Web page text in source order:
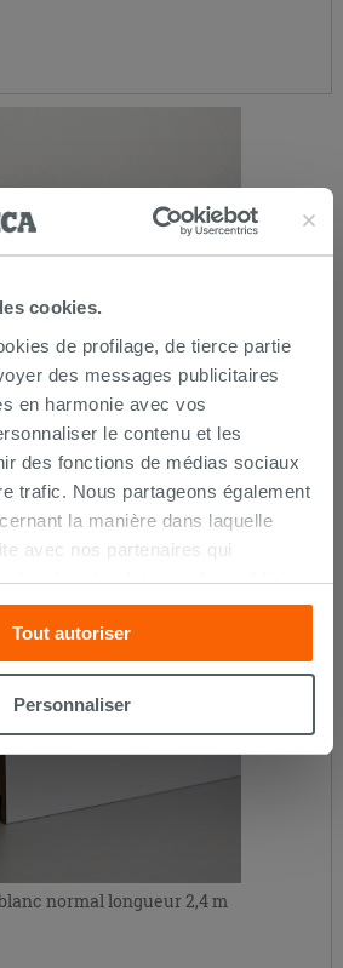
cookies.
de profilage, de tierce partie
des messages publicitaires
en harmonie avec vos
le contenu et les
des fonctions de médias sociaux
trafic. Nous partageons également
la manière dans laquelle
avec nos partenaires qui
les données Internet, les publicités
Lesdits partenaires pourraient
avec d’autres que vous leur
ont recueillies à partir de votre
Si vous souhaitez en savoir
uns seulement,cliquez iciou
« Acceptez tout ». En cliquant sur
Tout autoriser
Personnaliser
carré longueur 2,4 m
normal longueur 2,4 m